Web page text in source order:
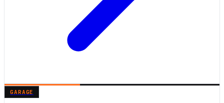
GARAGE